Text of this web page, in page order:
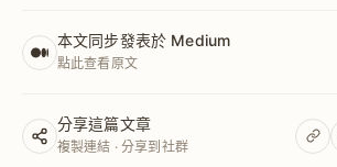
本文同步發表於 Medium
點此查看原文
分享這篇文章
複製連結 · 分享到社群